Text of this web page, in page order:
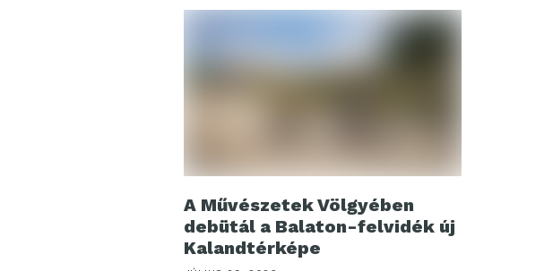
A Művészetek Völgyében
debütál a Balaton-felvidék új
Kalandtérképe